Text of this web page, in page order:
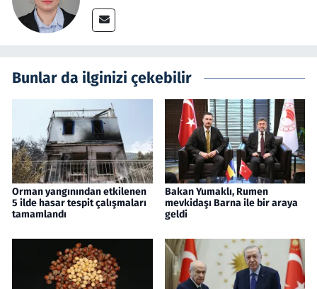
Bunlar da ilginizi çekebilir
Orman yangınından etkilenen
5 ilde hasar tespit çalışmaları
tamamlandı
Bakan Yumaklı, Rumen
mevkidaşı Barna ile bir araya
geldi